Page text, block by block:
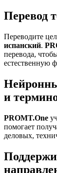
Перевод
Переводите
испанский.
перевода,
естественную
и
PROMT.One
помогает
деловых,